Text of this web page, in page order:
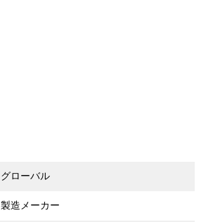
グローバル
製造メーカー